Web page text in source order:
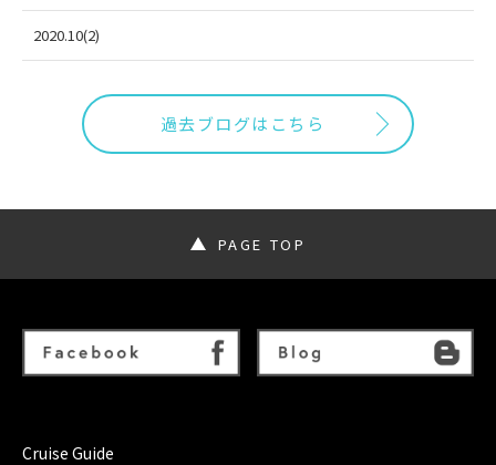
2020.10(2)
過去ブログはこちら
PAGE TOP
Cruise Guide